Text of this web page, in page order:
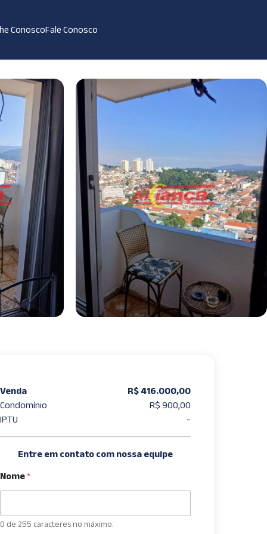
ConoscoFale Conosco
Venda
R$ 416.000,00
Condomínio
R$ 900,00
IPTU
-
Entre em contato com nossa equipe
Nome*
0 de 255 caracteres no máximo.